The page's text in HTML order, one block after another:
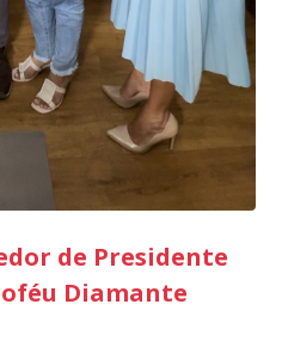
de Presidente
Diamante